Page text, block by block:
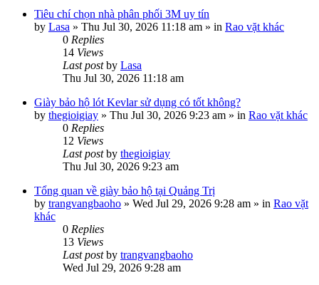
Tiêu chí chọn nhà phân phối 3M uy tín
by Lasa » Thu Jul 30, 2026 11:18 am » in Rao vặt khác
0 Replies
14 Views
Last postby Lasa
Thu Jul 30, 2026 11:18 am
Giày bảo hộ lót Kevlar sử dụng có tốt không?
by thegioigiay » Thu Jul 30, 2026 9:23 am » in Rao vặt khác
0 Replies
12 Views
Last postby thegioigiay
Thu Jul 30, 2026 9:23 am
Tổng quan về giày bảo hộ tại Quảng Trị
by trangvangbaoho » Wed Jul 29, 2026 9:28 am » in Rao vặt
khác
0 Replies
13 Views
Last postby trangvangbaoho
Wed Jul 29, 2026 9:28 am